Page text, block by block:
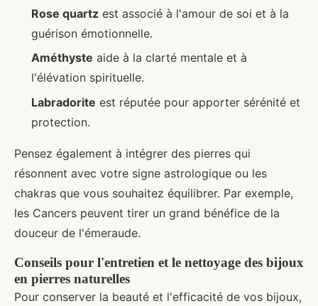
Rose quartz est associé à l'amour de soi et à la
guérison émotionnelle.
Améthyste aide à la clarté mentale et à
l'élévation spirituelle.
Labradorite est réputée pour apporter sérénité et
protection.
Pensez également à intégrer des pierres qui
résonnent avec votre signe astrologique ou les
chakras que vous souhaitez équilibrer. Par exemple,
les Cancers peuvent tirer un grand bénéfice de la
douceur de l'émeraude.
Conseils pour l'entretien et le nettoyage des bijoux
en pierres naturelles
Pour conserver la beauté et l'efficacité de vos bijoux,